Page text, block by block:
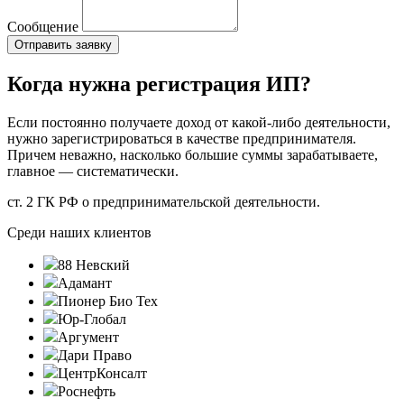
Сообщение
Когда нужна регистрация ИП?
Если постоянно получаете доход от какой-либо деятельности,
нужно зарегистрироваться в качестве предпринимателя.
Причем неважно, насколько большие суммы зарабатываете,
главное — систематически.
ст. 2 ГК РФ о предпринимательской деятельности.
Среди наших клиентов
88 Невский
Адамант
Пионер Био Тех
Юр-Глобал
Аргумент
Дари Право
ЦентрКонсалт
Роснефть